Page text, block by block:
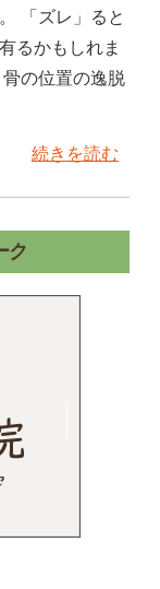
「ズレ」ると
るかもしれま
の位置の逸脱
続きを読む
ク